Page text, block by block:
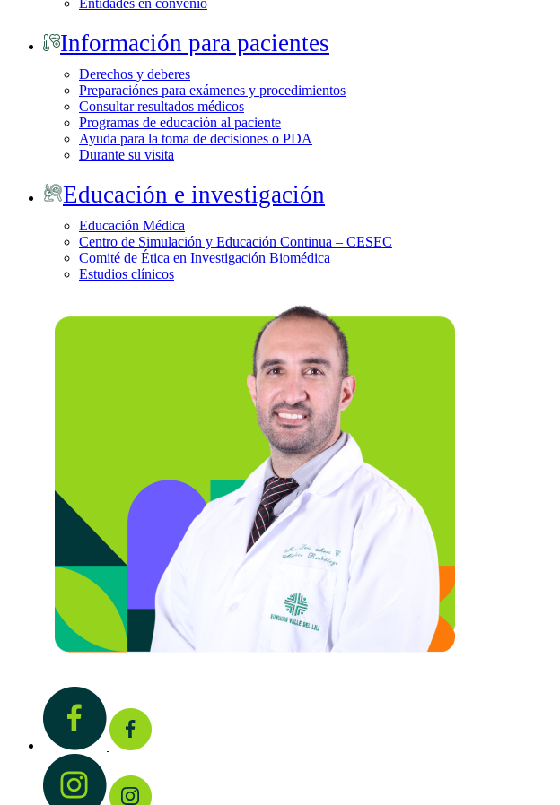
Información para pacientes
Derechos y deberes
Preparaciónes para exámenes y procedimientos
Consultar resultados médicos
Programas de educación al paciente
Ayuda para la toma de decisiones o PDA
Durante su visita
Educación e investigación
Educación Médica
Centro de Simulación y Educación Continua – CESEC
Comité de Ética en Investigación Biomédica
Estudios clínicos